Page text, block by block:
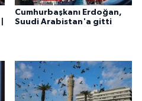
Cumhurbaşkanı Erdoğan,
Suudi Arabistan'a gitti